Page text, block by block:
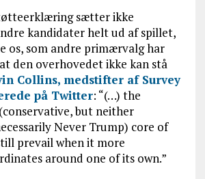
sætter ikke
kandidater helt ud af spillet,
os, som andre primærvalg har
den overhovedet ikke kan stå
Collins, medstifter af Survey
på Twitter: “(…) the
but neither
Never Trump) core of
prevail when it more
around one of its own.”